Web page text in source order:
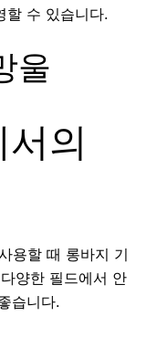
할 수 있습니다.
울
의
용할 때 롱바지 기
양한 필드에서 안
습니다.